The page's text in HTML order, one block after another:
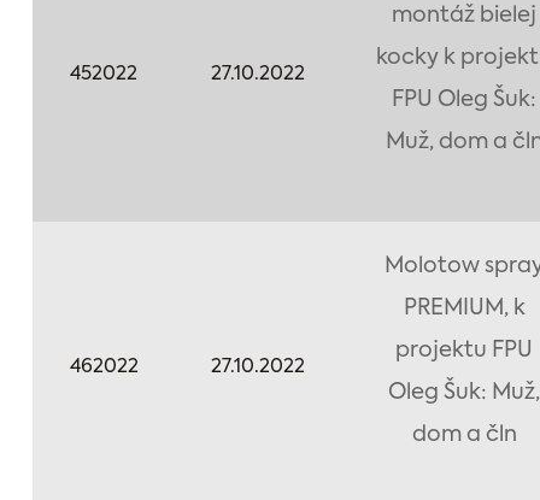
452022 27.10.2022
montáž bielej
kocky k
FPU Oleg Šuk:
Muž, dom a
462022 27.10.2022
Molotow
PREMIUM, k
projektu FPU
Oleg Šuk: Muž,
dom a čln